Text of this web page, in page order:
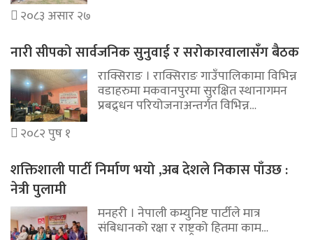
२०८३ असार २७
नारी सीपको सार्वजनिक सुनुवाई र सरोकारवालासँग बैठक
राक्सिराङ । राक्सिराङ गाउँपालिकामा विभिन्न
वडाहरुमा मकवानपुरमा सुरक्षित स्थानागमन
प्रबद्र्धन परियोजनाअन्तर्गत विभिन्न…
२०८२ पुष १
शक्तिशाली पार्टी निर्माण भयो ,अब देशले निकास पाँउछ :
नेत्री पुलामी
मनहरी । नेपाली कम्युनिष्ट पार्टीले मात्र
संबिधानको रक्षा र राष्ट्रको हितमा काम…